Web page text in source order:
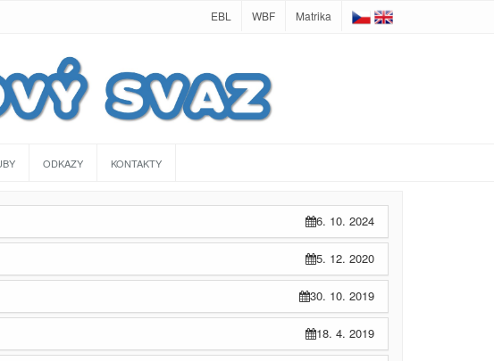
EBL WBF Matrika
ODKAZY KONTAKTY
6. 10. 2024
5. 12. 2020
30. 10. 2019
18. 4. 2019